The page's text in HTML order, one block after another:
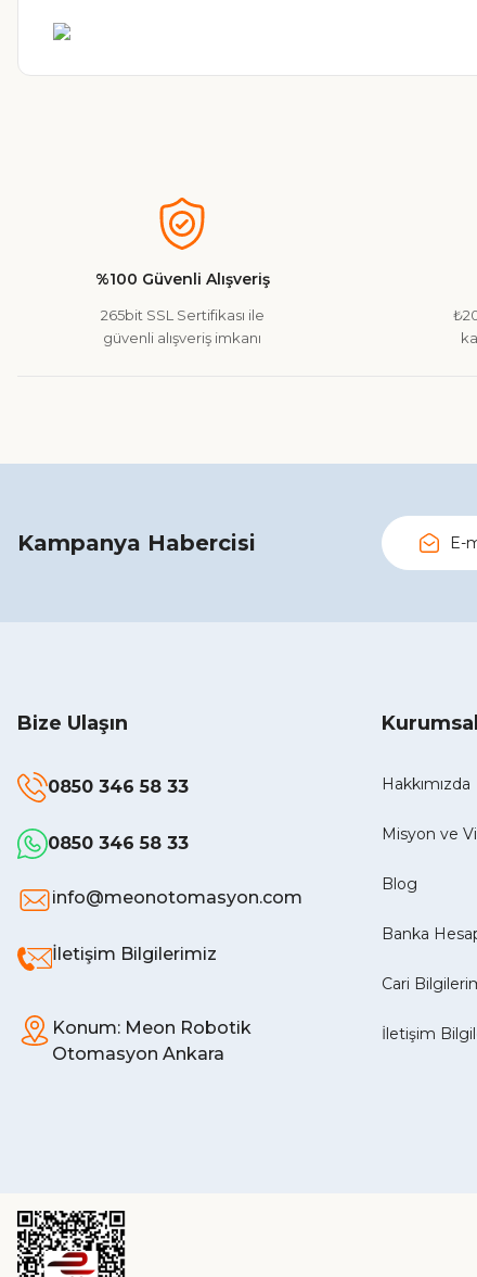
Ürün resmi kalitesiz, bozuk veya görüntülenemiyor.
Ürün bilgilerinde hatalar bulunuyor.
Ürün fiyatı diğer sitelerden daha pahalı.
%100 Güvenli Alışveriş
265bit SSL Sertifikası ile
güvenli alışveriş imkanı
Kampanya Habercisi
Bize Ulaşın
0850 346 58 33
0850 346 58 33
info@meonotomasyon.com
İletişim Bilgilerimiz
Konum: Meon Robotik
Otomasyon Ankara
Kurumsal
Hakkımızda
Misyon ve
Blog
Banka
Cari
İletişim